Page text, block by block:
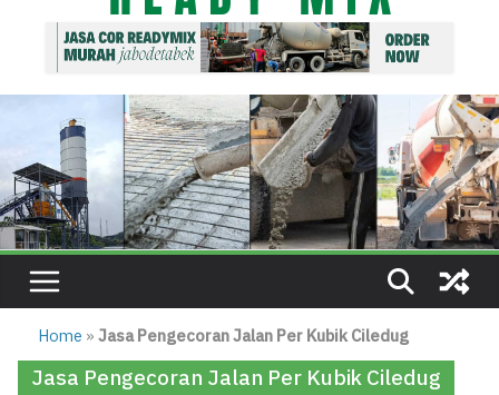
Home »Jasa Pengecoran Jalan Per Kubik Ciledug
Jasa Pengecoran Jalan Per Kubik Ciledug